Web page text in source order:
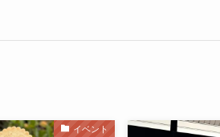
イベント